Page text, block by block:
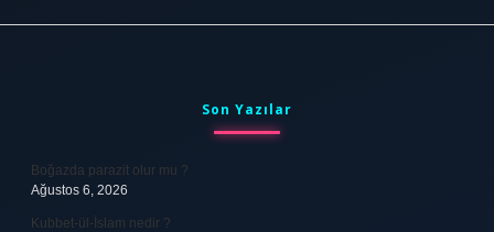
Son Yazılar
Boğazda parazit olur mu ?
Ağustos 6, 2026
Kubbet-ül-İslam nedir ?